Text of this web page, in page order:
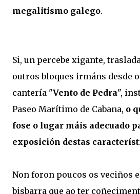
megalitismo galego.
Si, un percebe xigante,
outros bloques irmáns desde
cantería "Vento de Pedra",
Paseo Marítimo de Cabana, o
fose o lugar máis adecuado
exposición destas
Non foron poucos os veciños
bisbarra que ao ter